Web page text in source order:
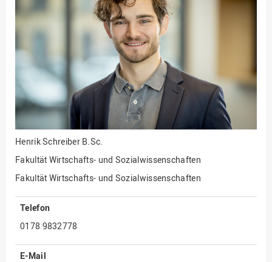
Ingenieurwissenschaften
und Informatik
Fakultät Management,
Kultur und Technik
Fakultät Wirtschafts- und
Sozialwissenschaften
Finanzen
Forschung, Kooperation,
Drittmittel
Gebäude und Technik
Gesellschaftliches
Gleichstellungsbüro
Hochschulleitung
Hochschulplanung/-
Henrik Schreiber B.Sc.
Fakultät Wirtschafts- und Sozialwissenschaften
Fakultät Wirtschafts- und Sozialwissenschaften
Telefon
0178 9832778
E-Mail